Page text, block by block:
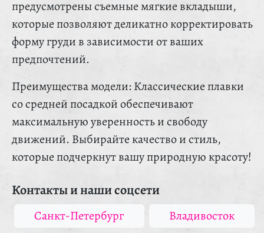
предусмотрены съемные мягкие вкладыши,
которые позволяют деликатно корректировать
форму груди в зависимости от ваших
предпочтений.
Преимущества модели: Классические плавки
со средней посадкой обеспечивают
максимальную уверенность и свободу
движений. Выбирайте качество и стиль,
которые подчеркнут вашу природную красоту!
Контакты и наши соцсети
Санкт-Петербург Владивосток